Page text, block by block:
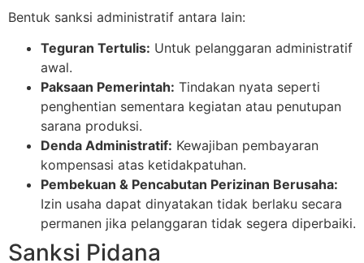
Bentuk sanksi administratif antara lain:
Teguran Tertulis: Untuk pelanggaran administratif
awal.
Paksaan Pemerintah: Tindakan nyata seperti
penghentian sementara kegiatan atau penutupan
sarana produksi.
Denda Administratif: Kewajiban pembayaran
kompensasi atas ketidakpatuhan.
Pembekuan & Pencabutan Perizinan Berusaha:
Izin usaha dapat dinyatakan tidak berlaku secara
permanen jika pelanggaran tidak segera diperbaiki.
Sanksi Pidana